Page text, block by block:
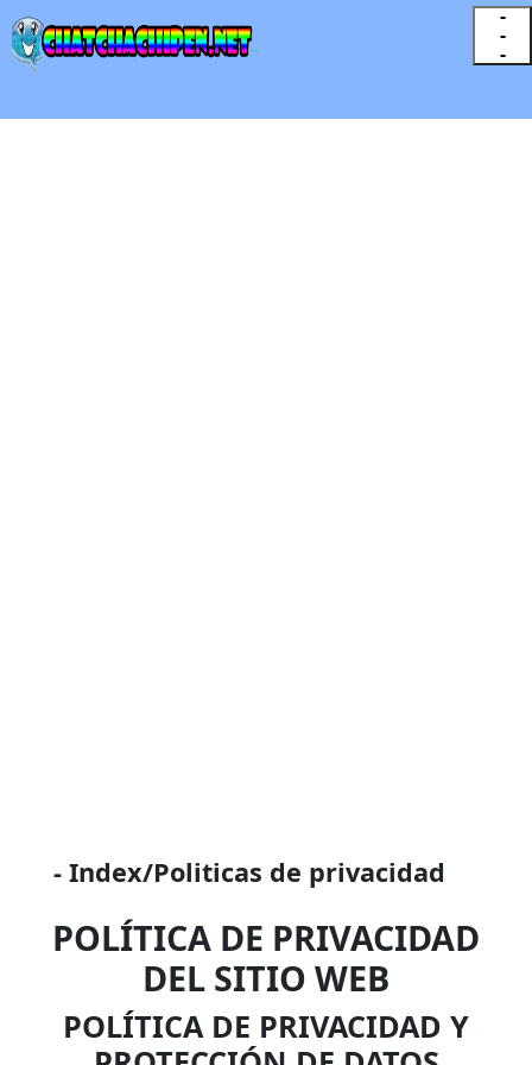
-
-
-
- Index/Politicas de privacidad
POLÍTICA DE PRIVACIDAD
DEL SITIO WEB
POLÍTICA DE PRIVACIDAD Y